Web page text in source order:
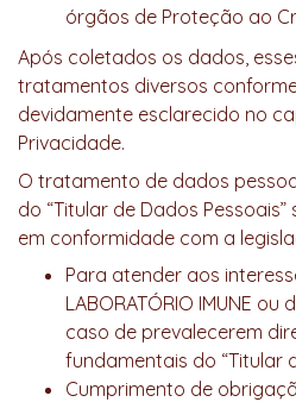
órgãos de Proteção ao
Após coletados os dados,
tratamentos diversos
devidamente esclarecido no
Privacidade.
O tratamento de dados
do “Titular de Dados
em conformidade com a
Para atender aos
LABORATÓRIO IMUNE
caso de prevalecerem
fundamentais do “Titular
Cumprimento de